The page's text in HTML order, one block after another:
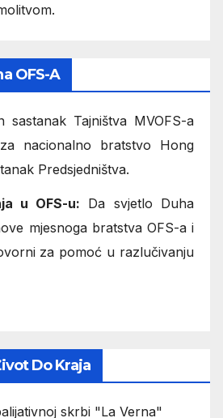
OFS-A
sastanak Tajništva MVOFS-a
nacionalno bratstvo Hong
Predsjedništva.
u OFS-u: Da svjetlo Duha
mjesnoga bratstva OFS-a i
za pomoć u razlučivanju
Do Kraja
skrbi "La Verna"